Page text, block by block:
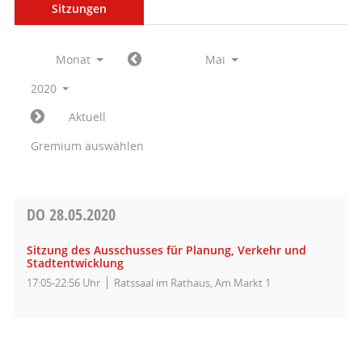
Sitzungen
Monat
Mai
2020
Aktuell
Gremium auswählen
DO 28.05.2020
Sitzung des Ausschusses für Planung, Verkehr und
Stadtentwicklung
17:05-22:56 Uhr Ratssaal im Rathaus, Am Markt 1